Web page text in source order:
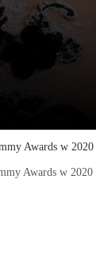
Awards w
Awards w 2020